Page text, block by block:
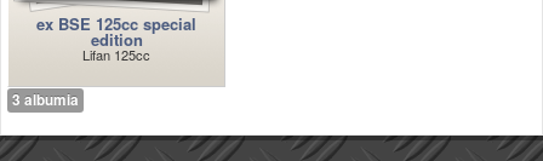
ex BSE 125cc special
edition
Lifan 125cc
3 albumia